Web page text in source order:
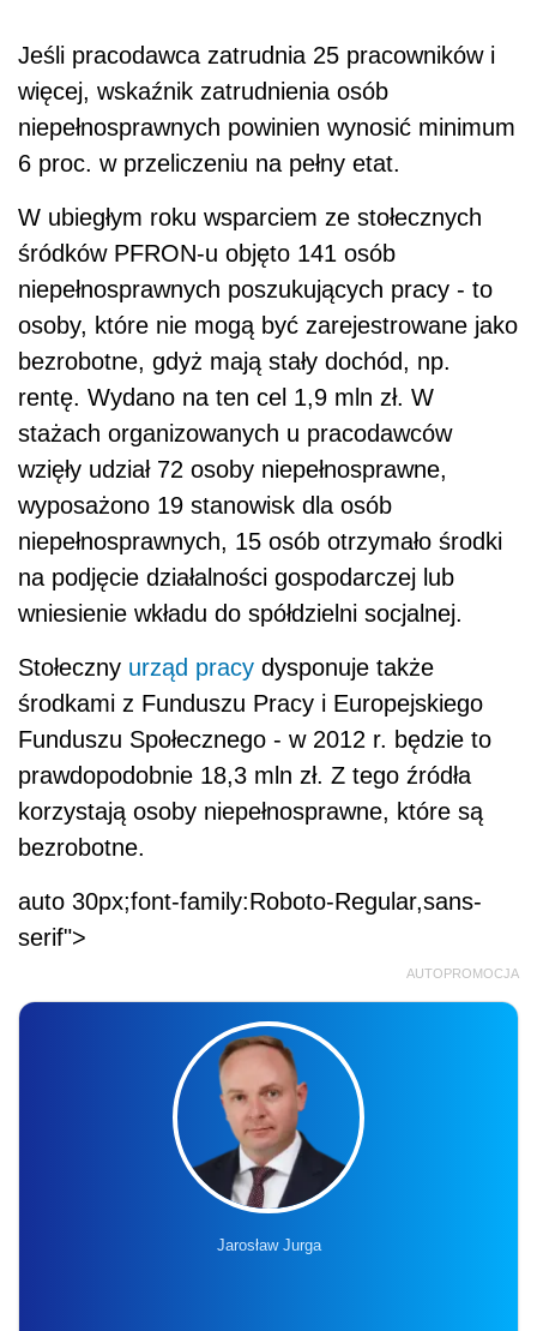
Jeśli pracodawca zatrudnia 25 pracowników i
więcej, wskaźnik zatrudnienia osób
niepełnosprawnych powinien wynosić minimum
6 proc. w przeliczeniu na pełny etat.
W ubiegłym roku wsparciem ze stołecznych
śródków PFRON-u objęto 141 osób
niepełnosprawnych poszukujących pracy - to
osoby, które nie mogą być zarejestrowane jako
bezrobotne, gdyż mają stały dochód, np.
rentę. Wydano na ten cel 1,9 mln zł. W
stażach organizowanych u pracodawców
wzięły udział 72 osoby niepełnosprawne,
wyposażono 19 stanowisk dla osób
niepełnosprawnych, 15 osób otrzymało środki
na podjęcie działalności gospodarczej lub
wniesienie wkładu do spółdzielni socjalnej.
Stołeczny urząd pracy dysponuje także
środkami z Funduszu Pracy i Europejskiego
Funduszu Społecznego - w 2012 r. będzie to
prawdopodobnie 18,3 mln zł. Z tego źródła
korzystają osoby niepełnosprawne, które są
bezrobotne.
auto 30px;font-family:Roboto-Regular,sans-
serif">
AUTOPROMOCJA
Jarosław Jurga